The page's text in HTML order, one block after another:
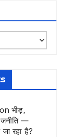
onभीड़,
—
रहा है?